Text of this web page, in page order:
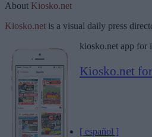
About Kiosko.net
Kiosko.net is a visual daily press
kiosko.net app for
Kiosko.net
[ español ]